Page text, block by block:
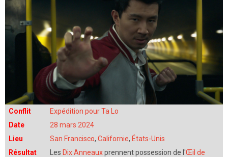
Conflit
Expédition pour Ta Lo
Date
28 mars 2024
Lieu
San Francisco, Californie, États-Unis
Résultat
Les Dix Anneauxprennent possession de l'Œil de